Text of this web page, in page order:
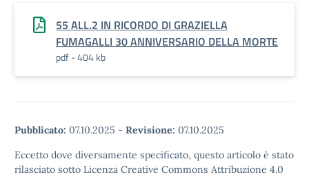
55 ALL.2 IN RICORDO DI GRAZIELLA
FUMAGALLI 30 ANNIVERSARIO DELLA MORTE
pdf - 404 kb
Pubblicato: 07.10.2025 - Revisione: 07.10.2025
Eccetto dove diversamente specificato, questo articolo è stato
rilasciato sotto Licenza Creative Commons Attribuzione 4.0